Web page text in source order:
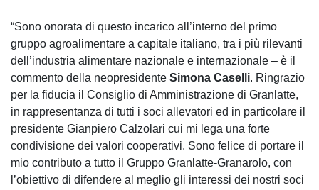
“Sono onorata di questo incarico all’interno del primo
gruppo agroalimentare a capitale italiano, tra i più rilevanti
dell’industria alimentare nazionale e internazionale – è il
commento della neopresidente Simona Caselli. Ringrazio
per la fiducia il Consiglio di Amministrazione di Granlatte,
in rappresentanza di tutti i soci allevatori ed in particolare il
presidente Gianpiero Calzolari cui mi lega una forte
condivisione dei valori cooperativi. Sono felice di portare il
mio contributo a tutto il Gruppo Granlatte-Granarolo, con
l’obiettivo di difendere al meglio gli interessi dei nostri soci